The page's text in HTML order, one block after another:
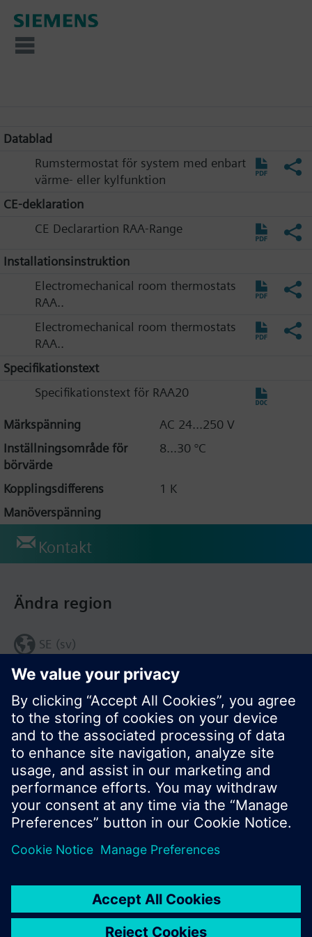
Datablad
Rumstermostat för system med enbart
värme- eller kylfunktion
CE-deklaration
CE Declarartion RAA-Range
Installationsinstruktion
Electromechanical room thermostats
RAA..
Electromechanical room thermostats
RAA..
Specifikationstext
Specifikationstext för RAA20
Märkspänning
AC 24...250 V
Inställningsområde för
börvärde
8...30 °C
Kopplingsdifferens
1 K
Manöverspänning
Kontakt
Ändra region
SE (sv)
© Siemens AB, Building Technologies Division,
CPS - 2017
Produktportfölj och priser kan variera mellan
Användarvillkor